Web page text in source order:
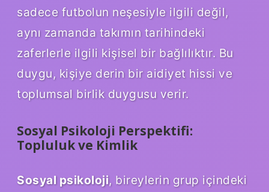
sadece futbolun neşesiyle ilgili değil,
aynı zamanda takımın tarihindeki
zaferlerle ilgili kişisel bir bağlılıktır. Bu
duygu, kişiye derin bir aidiyet hissi ve
toplumsal birlik duygusu verir.
Sosyal Psikoloji Perspektifi:
Topluluk ve Kimlik
Sosyal psikoloji, bireylerin grup içindeki